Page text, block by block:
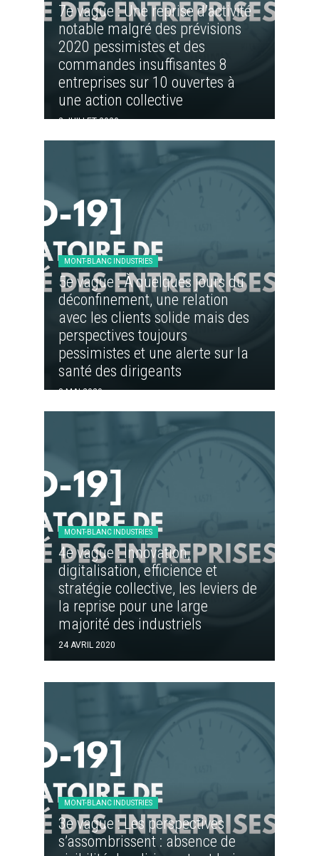
7e vague : Une reprise d’activité
notable malgré des prévisions
2020 pessimistes et des
commandes insuffisantes 8
entreprises sur 10 ouvertes à
une action collective
2 JUILLET 2020
MONT-BLANC INDUSTRIES
5e vague : À quelques jours du
déconfinement, une relation
avec les clients solide mais des
perspectives toujours
pessimistes et une alerte sur la
santé des dirigeants
8 MAI 2020
MONT-BLANC INDUSTRIES
4e vague : Innovation,
digitalisation, efficience et
stratégie collective, les leviers de
la reprise pour une large
majorité des industriels
24 AVRIL 2020
MONT-BLANC INDUSTRIES
3e vague : Les perspectives
s’assombrissent : absence de